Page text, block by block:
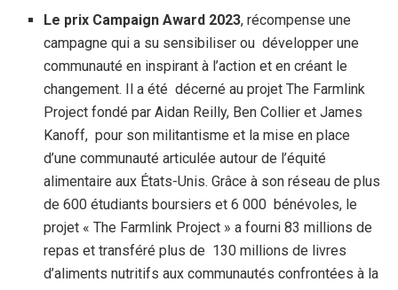
Le prix Campaign Award 2023, récompense une
campagne qui a su sensibiliser ou développer une
communauté en inspirant à l’action et en créant le
changement. Il a été décerné au projet The Farmlink
Project fondé par Aidan Reilly, Ben Collier et James
Kanoff, pour son militantisme et la mise en place
d’une communauté articulée autour de l’équité
alimentaire aux États-Unis. Grâce à son réseau de plus
de 600 étudiants boursiers et 6 000 bénévoles, le
projet « The Farmlink Project » a fourni 83 millions de
repas et transféré plus de 130 millions de livres
d’aliments nutritifs aux communautés confrontées à la